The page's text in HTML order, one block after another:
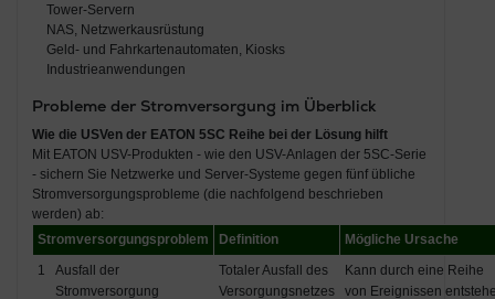
Tower-Servern
NAS, Netzwerkausrüstung
Geld- und Fahrkartenautomaten, Kiosks
Industrieanwendungen
Probleme der Stromversorgung im Überblick
Wie die USVen der EATON 5SC Reihe bei der Lösung hilft
Mit EATON USV-Produkten - wie den USV-Anlagen der 5SC-Serie
- sichern Sie Netzwerke und Server-Systeme gegen fünf übliche
Stromversorgungsprobleme (die nachfolgend beschrieben
werden) ab:
Stromversorgungsproblem
Definition
Mögliche Ursache
1
Ausfall der
Stromversorgung
Totaler Ausfall des
Versorgungsnetzes
Kann durch eine Reihe
von Ereignissen